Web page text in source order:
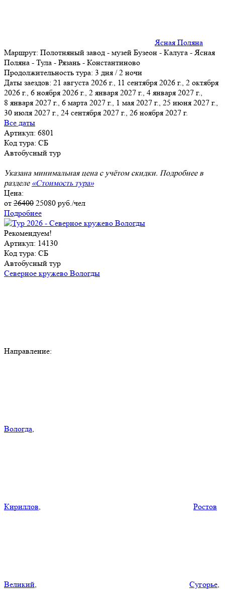
Ясная Поляна
Маршрут: Полотняный завод - музей Бузеон - Калуга - Ясная
Поляна - Тула - Рязань - Константиново
Продолжительность тура: 3 дня / 2 ночи
Даты заездов: 21 августа 2026 г., 11 сентября 2026 г., 2 октября
2026 г., 6 ноября 2026 г., 2 января 2027 г., 4 января 2027 г.,
8 января 2027 г. , 6 марта 2027 г., 1 мая 2027 г., 25 июня 2027 г.,
30 июля 2027 г., 24 сентября 2027 г., 26 ноября 2027 г.
Все даты
Артикул: 6801
Код тура: СБ
Автобусный тур
Указана минимальная цена с учётом скидки. Подробнее в
разделе «Стоимость тура»
Цена:
от 26400 25080 руб./чел
Подробнее
Рекомендуем!
Артикул: 14130
Код тура: СБ
Автобусный тур
Северное кружево Вологды
Направление:
Вологда
Кириллов Ростов
Великий Сугорье